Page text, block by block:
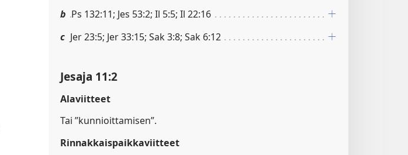
b Ps 132:11; Jes 53:2; Il 5:5; Il 22:16
c Jer 23:5; Jer 33:15; Sak 3:8; Sak 6:12
Jesaja 11:2
Alaviitteet
Tai ”kunnioittamisen”.
Rinnakkaispaikkaviitteet